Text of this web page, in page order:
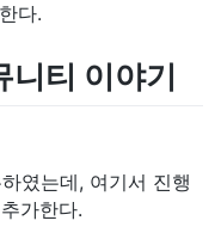
다.
티 이야기
였는데, 여기서 진행
가한다.